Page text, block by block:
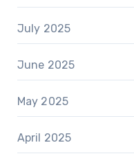
July 2025
June 2025
May 2025
April 2025